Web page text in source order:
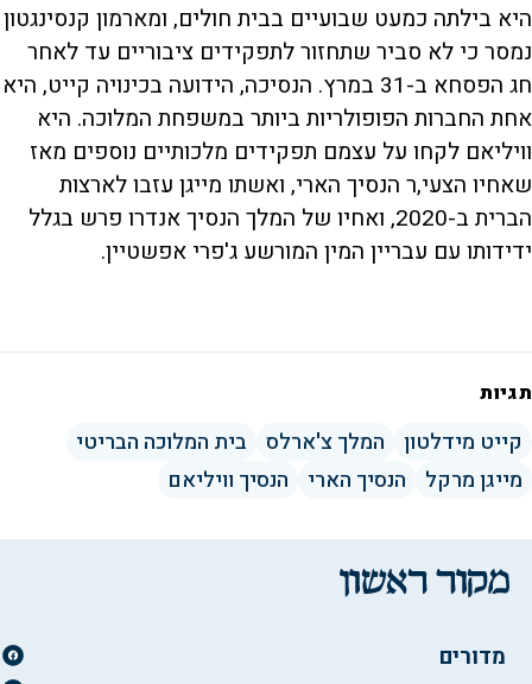
היא בילתה כמעט שבועיים בבית חולים, ומארמון קנסינגטון
נמסר כי לא סביר שתחזור לתפקידים ציבוריים עד לאחר
חג הפסחא ב-31 במרץ. הנסיכה, הידועה בכינויה קייט, היא
אחת החברות הפופולריות ביותר במשפחת המלוכה. היא
וויליאם לקחו על עצמם תפקידים מלכותיים נוספים מאז
שאחיו הצעי,ר הנסיך הארי, ואשתו מייגן עזבו לארצות
הברית ב-2020, ואחיו של המלך הנסיך אנדרו פרש בגלל
ידידותו עם עבריין המין המורשע ג'פרי אפשטיין.
תגיות
קייט מידלטון המלך צ'ארלס
בית המלוכה הבריטי
מייגן מרקל
הנסיך הארי הנסיך וויליאם
מדורים